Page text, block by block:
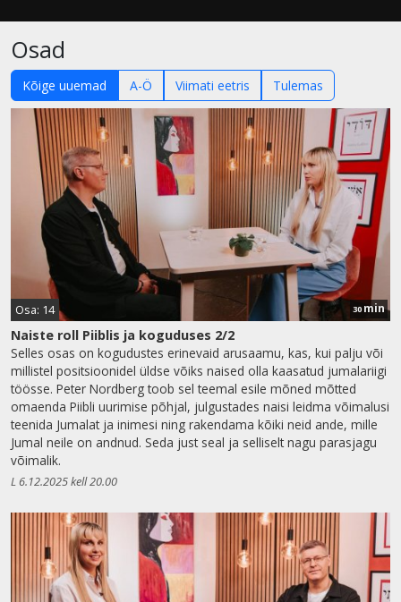
Osad
Kõige uuemad A-Ö Viimati eetris Tulemas
Osa: 14 30 min
Naiste roll Piiblis ja koguduses 2/2
Selles osas on kogudustes erinevaid arusaamu, kas, kui palju või
millistel positsioonidel üldse võiks naised olla kaasatud jumalariigi
töösse. Peter Nordberg toob sel teemal esile mõned mõtted
omaenda Piibli uurimise põhjal, julgustades naisi leidma võimalusi
teenida Jumalat ja inimesi ning rakendama kõiki neid ande, mille
Jumal neile on andnud. Seda just seal ja selliselt nagu parasjagu
võimalik.
L 6.12.2025 kell 20.00